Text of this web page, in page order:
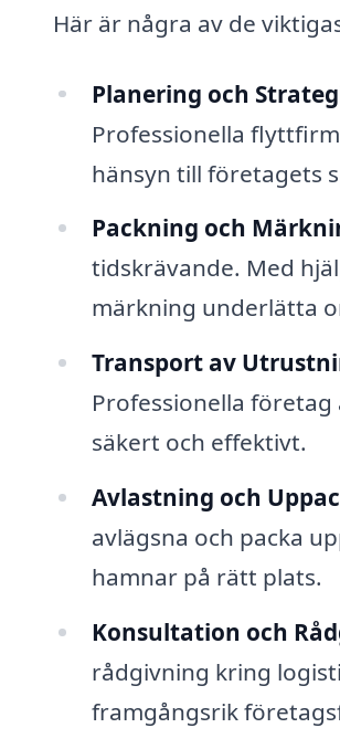
Här är några av de
Planering och
Professionella
hänsyn till företagets
Packning och
tidskrävande. Med
märkning underlätta
Transport av
Professionella
säkert och effektivt.
Avlastning och
avlägsna och packa
hamnar på rätt plats.
Konsultation och
rådgivning kring
framgångsrik